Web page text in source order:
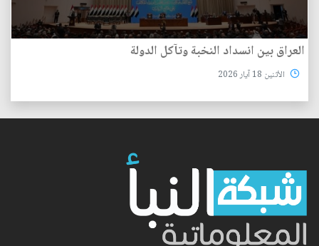
العراق بين انسداد النخبة وتآكل الدولة
الأثنين 18 آيار 2026